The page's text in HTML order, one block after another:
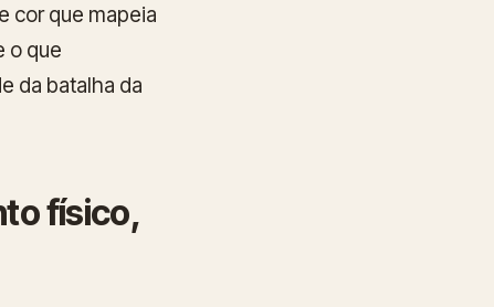
cor que mapeia
o que
da batalha da
físico,